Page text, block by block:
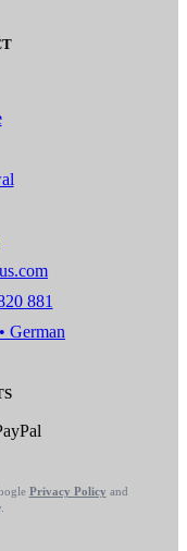
881
German
Privacy Policy and